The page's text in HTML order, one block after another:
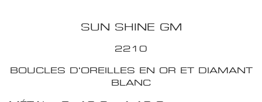
SUN SHINE GM
2210
BOUCLES D'OREILLES EN OR ET DIAMANT
BLANC